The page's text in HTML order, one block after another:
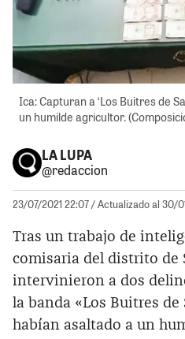
Ica: Capturan a ‘Los Buitres de
un humilde agricultor.
LA LUPA
@redaccion
23/07/2021 22:07/ Actualizado al 30/
Tras un trabajo de
comisaria del distrito de
intervinieron a dos
la banda «Los Buitres de
habían asaltado a un